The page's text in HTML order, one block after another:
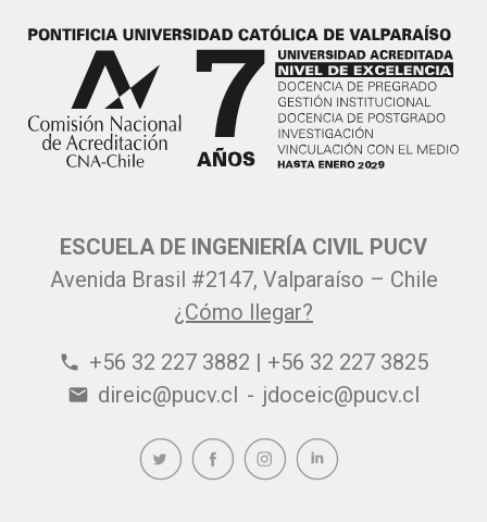
ESCUELA DE INGENIERÍA CIVIL PUCV
Avenida Brasil #2147, Valparaíso – Chile
¿Cómo llegar?
phone +56 32 227 3882 | +56 32 227 3825
email direic@pucv.cl - jdoceic@pucv.cl